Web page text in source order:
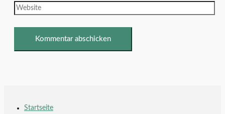
Startseite